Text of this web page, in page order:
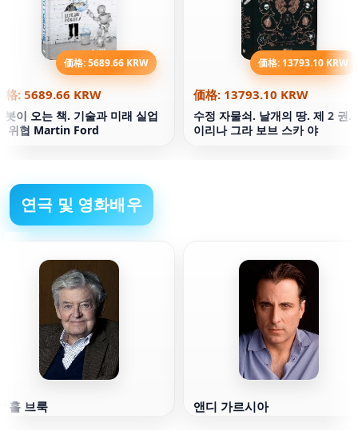
価格: 5689.66 KRW
格: 5689.66 KRW
봇이 오는 책. 기술과 미래 실업
위협 Martin Ford
価格: 13793.10 KRW
価格: 13793.10 KRW
수정 자물쇠. 날개의 땅. 제 2 권.
이리나 그라 보브 스카 야
연극 및 영화배우
홀 브룩 앤디 가르시아